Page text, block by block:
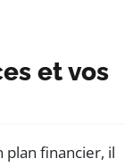
et vos
financier, il